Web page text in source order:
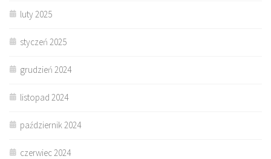
luty 2025
styczeń 2025
grudzień 2024
listopad 2024
październik 2024
czerwiec 2024